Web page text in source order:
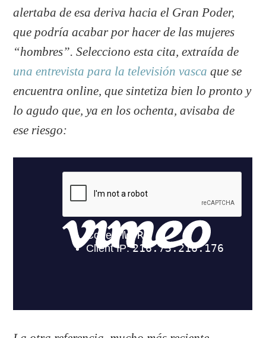
alertaba de esa deriva hacia el Gran Poder,
que podría acabar por hacer de las mujeres
“hombres”. Selecciono esta cita, extraída de
una entrevista para la televisión vasca que se
encuentra online, que sintetiza bien lo pronto y
lo agudo que, ya en los ochenta, avisaba de
ese riesgo: